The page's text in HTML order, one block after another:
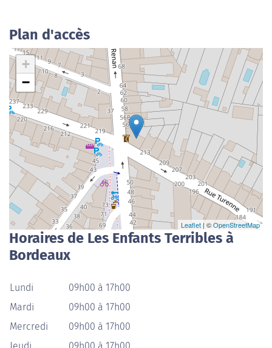
Plan d'accès
+
−
Leaflet | ©OpenStreetMap
Horaires de Les Enfants Terribles à
Bordeaux
Lundi
09h00 à 17h00
Mardi
09h00 à 17h00
Mercredi
09h00 à 17h00